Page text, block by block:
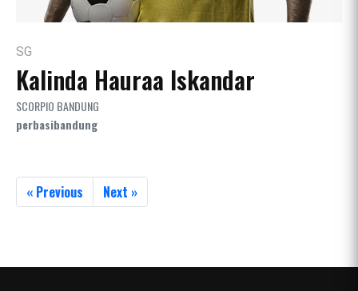
SG
Kalinda Hauraa Iskandar
SCORPIO BANDUNG
perbasibandung
« Previous Next »